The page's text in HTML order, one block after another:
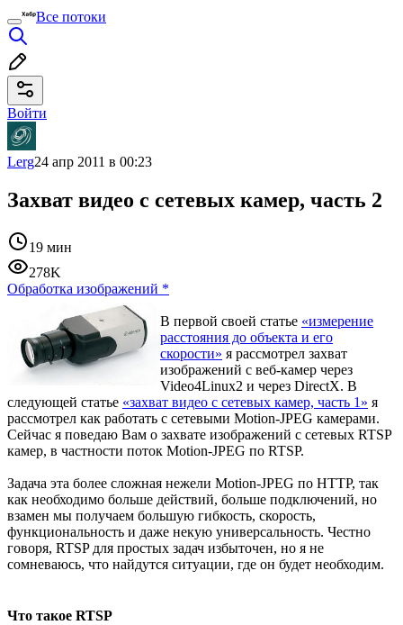
Все потоки
Войти
Lerg24 апр 2011 в 00:23
Захват видео с сетевых камер, часть 2
19 мин
278K
Обработка изображений *
В первой своей статье «измерение
расстояния до объекта и его
скорости» я рассмотрел захват
изображений с веб-камер через
Video4Linux2 и через DirectX. В
следующей статье «захват видео с сетевых камер, часть 1» я
рассмотрел как работать с сетевыми Motion-JPEG камерами.
Сейчас я поведаю Вам о захвате изображений с сетевых RTSP
камер, в частности поток Motion-JPEG по RTSP.
Задача эта более сложная нежели Motion-JPEG по HTTP, так
как необходимо больше действий, больше подключений, но
взамен мы получаем большую гибкость, скорость,
функциональность и даже некую универсальность. Честно
говоря, RTSP для простых задач избыточен, но я не
сомневаюсь, что найдутся ситуации, где он будет необходим.
Что такое RTSP